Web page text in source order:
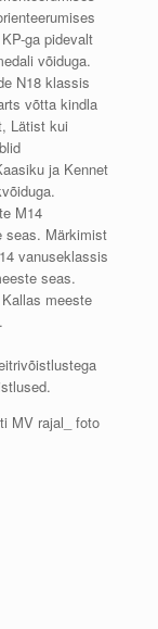
ga pidevalt
võiduga.
N18 klassis
võtta kindla
Lätist kui
ja Kennet
M14
seas. Märkimist
vanuseklassis
seas.
meeste
MV rajal_ foto